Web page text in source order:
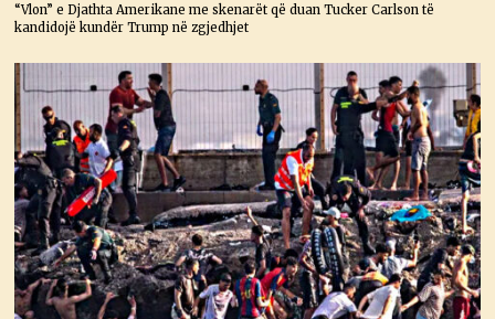
“Vlon” e Djathta Amerikane me skenarët që duan Tucker Carlson të
kandidojë kundër Trump në zgjedhjet